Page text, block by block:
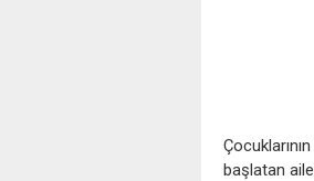
başlatan aile